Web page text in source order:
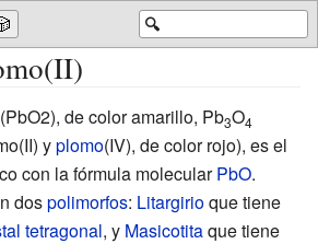
🔍
(PbO2), de color amarillo, Pb3O4
yplomo(IV), de color rojo), es el
con la fórmula molecularPbO.
dospolimorfos: Litargirioque tiene
tetragonal, y Masicotitaque tiene